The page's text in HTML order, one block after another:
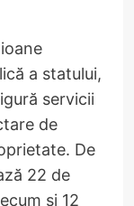
a statului,
servicii
de
De
22 de
și 12